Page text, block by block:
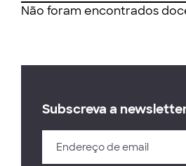
Não foram encontrados
Subscreva a